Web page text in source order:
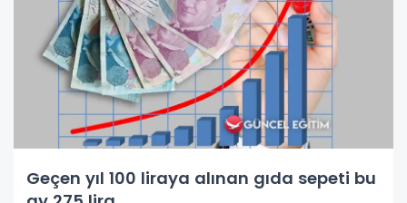
Geçen yıl 100 liraya alınan gıda sepeti bu